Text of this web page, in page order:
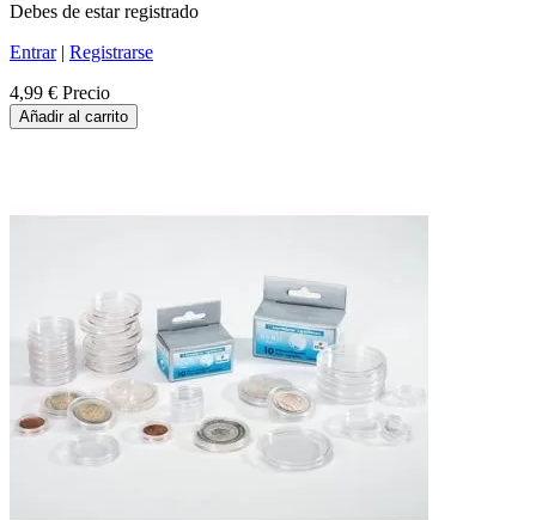
Debes de estar registrado
Entrar| Registrarse
4,99 € Precio
Añadir al carrito